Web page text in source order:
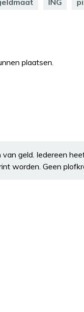
ING
plaatsen.
geld. Iedereen
worden. Geen